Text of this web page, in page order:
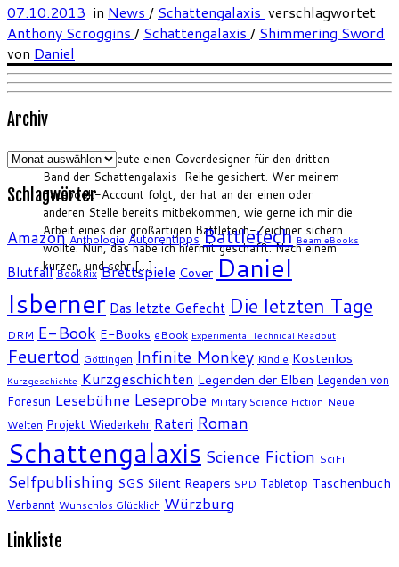
Ich habe mir heute einen Coverdesigner für den dritten
Band der Schattengalaxis-Reihe gesichert. Wer meinem
Facebook-Account folgt, der hat an der einen oder
anderen Stelle bereits mitbekommen, wie gerne ich mir die
Arbeit eines der großartigen Battletech-Zeichner sichern
wollte. Nun, das habe ich hiermit geschafft. Nach einem
kurzen, und sehr […]
07.10.2013 in News / Schattengalaxis verschlagwortet
Anthony Scroggins / Schattengalaxis / Shimmering Sword
von Daniel
Archiv
Archiv
Schlagwörter
Amazon Anthologie Autorentipps Battletech Beam eBooks
Blutfall BookRix Brettspiele Cover Daniel
Isberner Das letzte Gefecht Die letzten Tage
DRM E-Book E-Books eBook Experimental Technical Readout
Feuertod Göttingen Infinite Monkey Kindle Kostenlos
Kurzgeschichte Kurzgeschichten Legenden der Elben Legenden von
Foresun Lesebühne Leseprobe Military Science Fiction Neue
Welten Projekt Wiederkehr Rateri Roman
Schattengalaxis Science Fiction SciFi
Selfpublishing SGS Silent Reapers SPD Tabletop Taschenbuch
Verbannt Wunschlos Glücklich Würzburg
Linkliste